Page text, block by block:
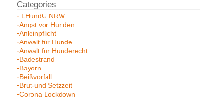
LHundG NRW
Angst vor Hunden
Anleinpflicht
Anwalt für Hunde
Anwalt für Hunderecht
Badestrand
Bayern
Beißvorfall
Brut-und Setzzeit
Corona Lockdown